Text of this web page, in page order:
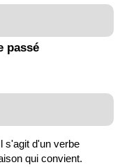
passé
s'agit d'un verbe
qui convient.